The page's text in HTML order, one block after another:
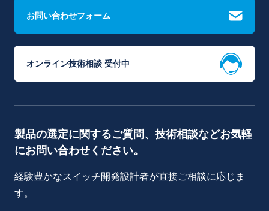
お問い合わせフォーム
オンライン技術相談 受付中
製品の選定に関するご質問、技術相談などお気軽
にお問い合わせください。
経験豊かなスイッチ開発設計者が直接ご相談に応じま
す。